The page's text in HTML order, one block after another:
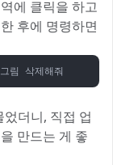
에 클릭을 하고
후에 명령하면
림 삭제해줘
더니, 직접 업
만드는 게 좋